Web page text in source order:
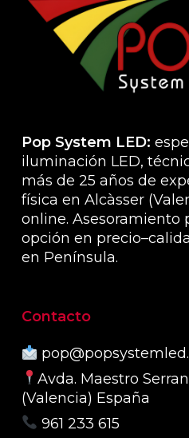
Pop System LED:
iluminación LED,
más de 25 años de
física en Alcàsser
online. Asesoramiento
opción en
en Península.
Contacto
Avda. Maestro
(Valencia) España
961 233 615